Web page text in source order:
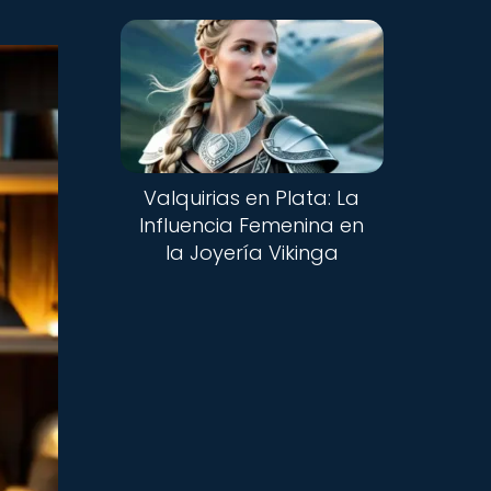
Valquirias en Plata: La
Influencia Femenina en
la Joyería Vikinga